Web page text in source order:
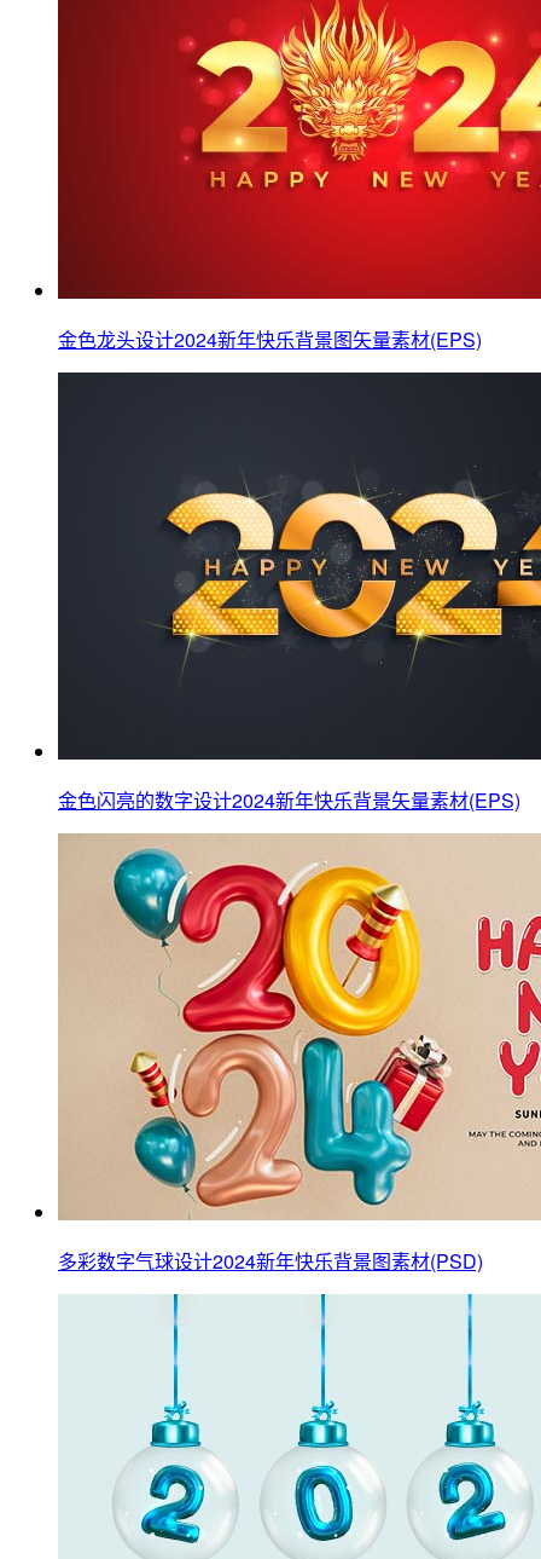
金色龙头设计2024新年快乐背景图矢量素材(EPS)
金色闪亮的数字设计2024新年快乐背景矢量素材(EPS)
多彩数字气球设计2024新年快乐背景图素材(PSD)